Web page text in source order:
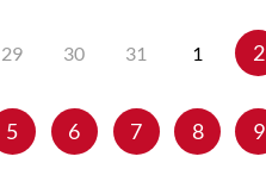
29 30 31 1 2
5 6 7 8 9